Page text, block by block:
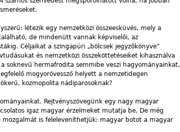
létezik egy nemzetközi összeesküvés, mely a
de mindenütt vannak képviselői, az
Céljaikat a szingapúri „bölcsek jegyzőkönyve”
és nemzetközi összeköttetéseiket kihasználva
hermafrodita semmibe veszi hagyományainkat,
mogyoróvessző helyett a nemzetidegen
kozmopolita nádiparosoknak?
Rejtvényszövegünk egy nagy magyar
igaz magyar érzelmeket mutatja be. De még
mozgalmát is feleleveníthetjük: magyar botot a magyar